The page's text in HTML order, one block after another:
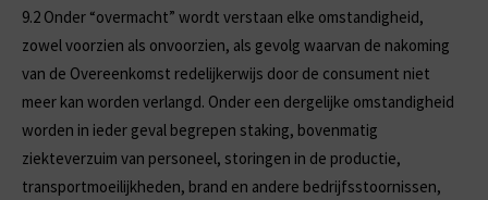
9.2 Onder “overmacht” wordt verstaan elke omstandigheid,
zowel voorzien als onvoorzien, als gevolg waarvan de nakoming
van de Overeenkomst redelijkerwijs door de consument niet
meer kan worden verlangd. Onder een dergelijke omstandigheid
worden in ieder geval begrepen staking, bovenmatig
ziekteverzuim van personeel, storingen in de productie,
transportmoeilijkheden, brand en andere bedrijfsstoornissen,